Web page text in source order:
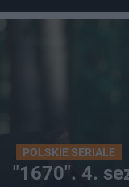
POLSKIE SERIALE
"1670". 4.